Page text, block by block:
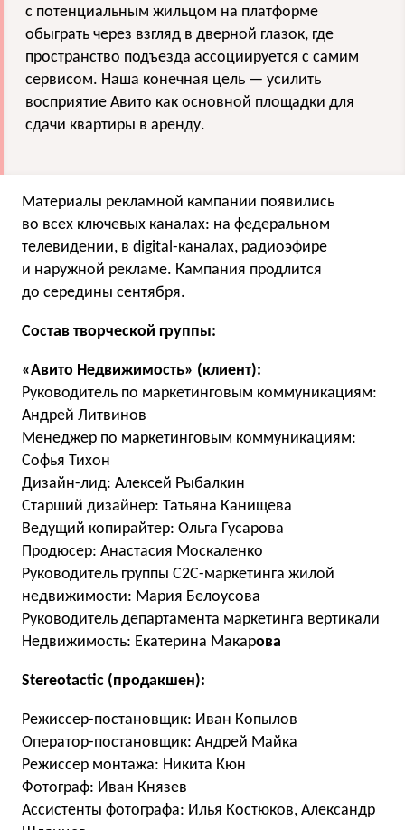
с потенциальным жильцом на платформе
обыграть через взгляд в дверной глазок, где
пространство подъезда ассоциируется с самим
сервисом. Наша конечная цель — усилить
восприятие Авито как основной площадки для
сдачи квартиры в аренду.
Материалы рекламной кампании появились
во всех ключевых каналах: на федеральном
телевидении, в digital-каналах, радиоэфире
и наружной рекламе. Кампания продлится
до середины сентября.
Состав творческой группы:
«Авито Недвижимость» (клиент):
Руководитель по маркетинговым коммуникациям:
Андрей Литвинов
Менеджер по маркетинговым коммуникациям:
Софья Тихон
Дизайн-лид: Алексей Рыбалкин
Старший дизайнер: Татьяна Канищева
Ведущий копирайтер: Ольга Гусарова
Продюсер: Анастасия Москаленко
Руководитель группы C2C-маркетинга жилой
недвижимости: Мария Белоусова
Руководитель департамента маркетинга вертикали
Недвижимость: Екатерина Макарова
Stereotactic (продакшен):
Режиссер-постановщик: Иван Копылов
Оператор-постановщик: Андрей Майка
Режиссер монтажа: Никита Кюн
Фотограф: Иван Князев
Ассистенты фотографа: Илья Костюков, Александр